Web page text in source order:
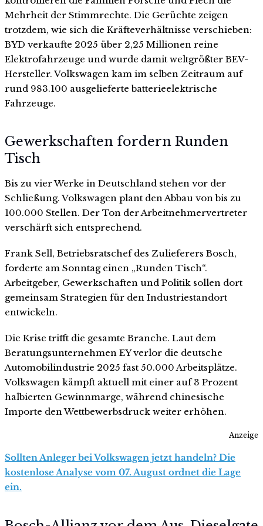
Mehrheit der Stimmrechte. Die Gerüchte zeigen
trotzdem, wie sich die Kräfteverhältnisse verschieben:
BYD verkaufte 2025 über 2,25 Millionen reine
Elektrofahrzeuge und wurde damit weltgrößter BEV-
Hersteller. Volkswagen kam im selben Zeitraum auf
rund 983.100 ausgelieferte batterieelektrische
Fahrzeuge.
Gewerkschaften fordern Runden
Tisch
Bis zu vier Werke in Deutschland stehen vor der
Schließung. Volkswagen plant den Abbau von bis zu
100.000 Stellen. Der Ton der Arbeitnehmervertreter
verschärft sich entsprechend.
Frank Sell, Betriebsratschef des Zulieferers Bosch,
forderte am Sonntag einen „Runden Tisch“.
Arbeitgeber, Gewerkschaften und Politik sollen dort
gemeinsam Strategien für den Industriestandort
entwickeln.
Die Krise trifft die gesamte Branche. Laut dem
Beratungsunternehmen EY verlor die deutsche
Automobilindustrie 2025 fast 50.000 Arbeitsplätze.
Volkswagen kämpft aktuell mit einer auf 3 Prozent
halbierten Gewinnmarge, während chinesische
Importe den Wettbewerbsdruck weiter erhöhen.
Anzeige
Sollten Anleger bei Volkswagen jetzt handeln? Die
kostenlose Analyse vom 07. August ordnet die Lage
ein.